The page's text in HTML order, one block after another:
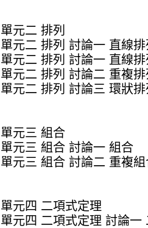
單元二 排列
單元二 排列 討論一 直線
單元二 排列 討論一 直線
單元二 排列 討論二 重複排
單元二 排列 討論三 環狀排
單元三 組合
單元三 組合 討論一 組合
單元三 組合 討論二 重複組
單元四 二項式定理
單元四 二項式定理 討論一